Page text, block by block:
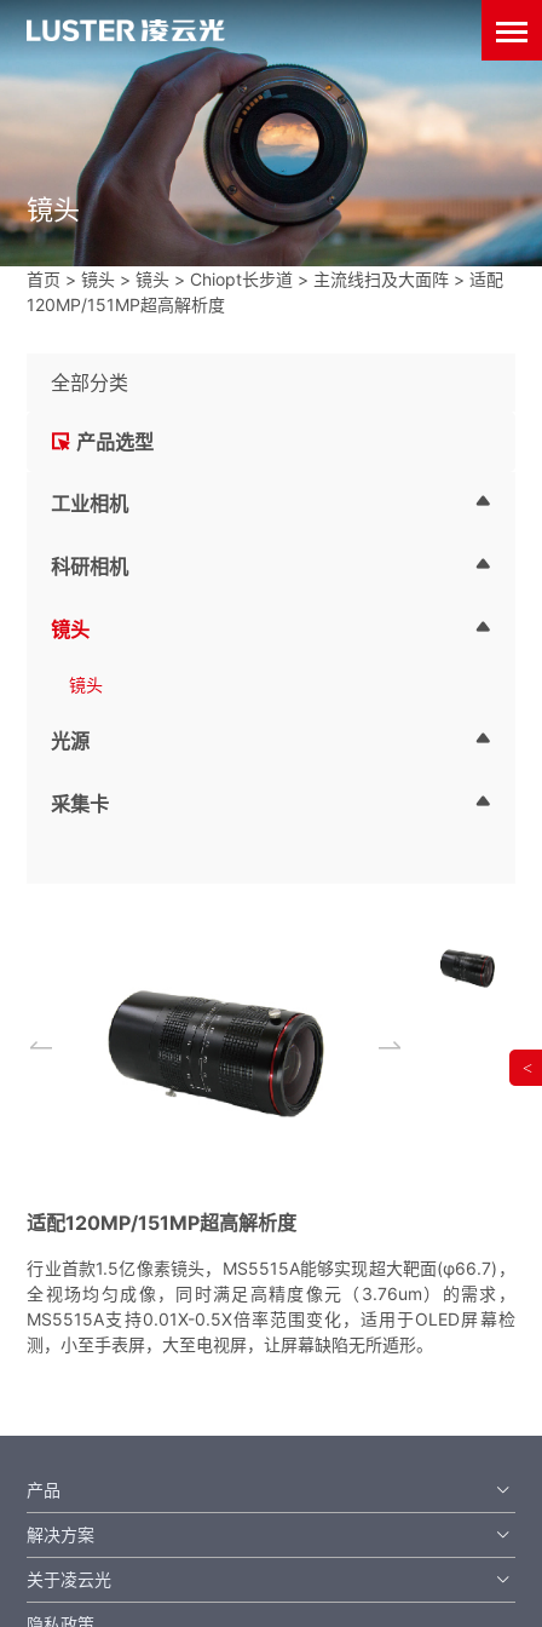
镜头
首页 >镜头 >镜头 > Chiopt长步道 > 主流线扫及大面阵 >适配
120MP/151MP超高解析度
全部分类
产品选型
工业相机
科研相机
镜头
镜头
光源
采集卡
适配120MP/151MP超高解析度
行业首款1.5亿像素镜头，MS5515A能够实现超大靶面(φ66.7)，
全视场均匀成像，同时满足高精度像元（3.76um）的需求，
MS5515A支持0.01X-0.5X倍率范围变化，适用于OLED屏幕检
测，小至手表屏，大至电视屏，让屏幕缺陷无所遁形。
产品
解决方案
关于凌云光
<